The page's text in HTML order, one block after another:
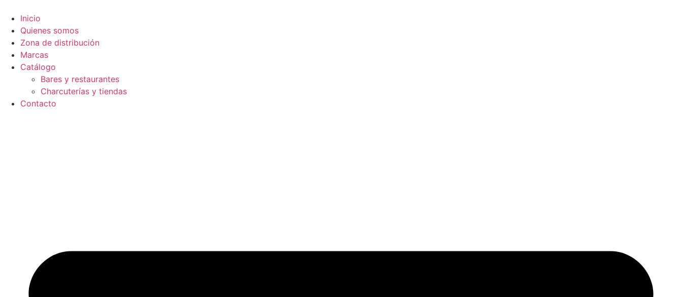
contenido
Inicio
Quienes somos
Zona de distribución
Marcas
Catálogo
Bares y restaurantes
Charcuterías y tiendas
Contacto